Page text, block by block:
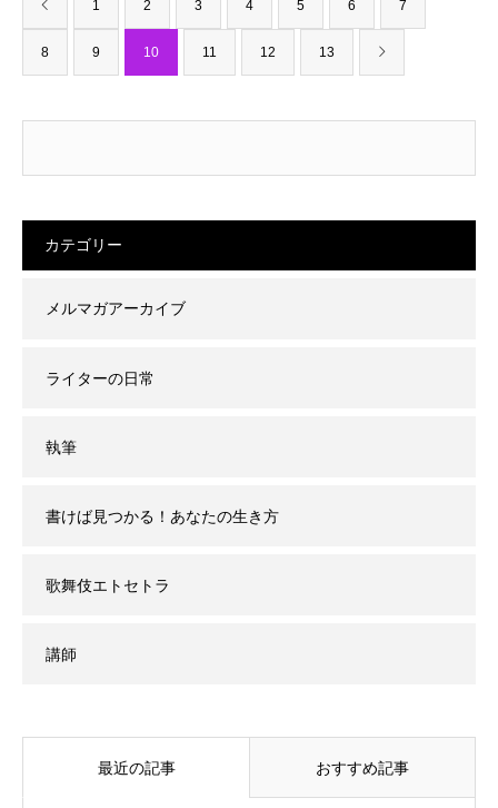
1 2 3 4 5 6 7
8 9 10 11 12 13
カテゴリー
メルマガアーカイブ
ライターの日常
執筆
書けば見つかる！あなたの生き方
歌舞伎エトセトラ
講師
最近の記事 おすすめ記事